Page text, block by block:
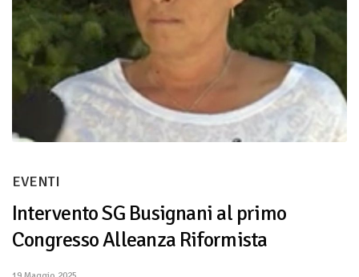
EVENTI
Intervento SG Busignani al primo
Congresso Alleanza Riformista